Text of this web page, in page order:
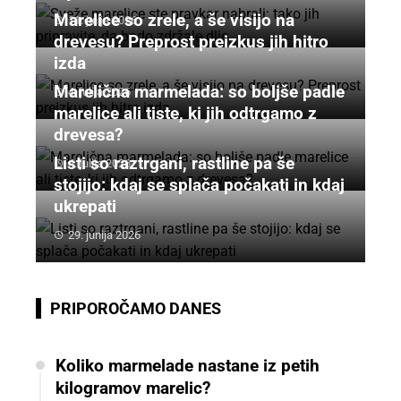
11. julija 2026
Marelice so zrele, a še visijo na
drevesu? Preprost preizkus jih hitro
izda
4. julija 2026
Marelična marmelada: so boljše padle
marelice ali tiste, ki jih odtrgamo z
drevesa?
4. julija 2026
Listi so raztrgani, rastline pa še
stojijo: kdaj se splača počakati in kdaj
ukrepati
29. junija 2026
PRIPOROČAMO DANES
Koliko marmelade nastane iz petih
kilogramov marelic?